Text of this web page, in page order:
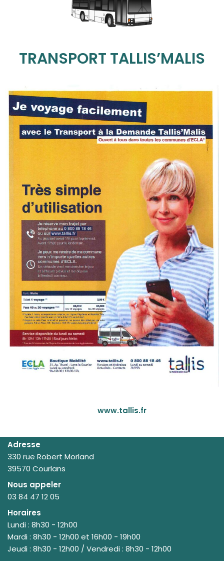
TRANSPORT TALLIS’MALIS
www.tallis.fr
Adresse
330 rue Robert Morland
39570 Courlans
Nous appeler
03 84 47 12 05
Horaires
Lundi : 8h30 - 12h00
Mardi : 8h30 - 12h00 et 16h00 - 19h00
Jeudi : 8h30 - 12h00 / Vendredi : 8h30 - 12h00